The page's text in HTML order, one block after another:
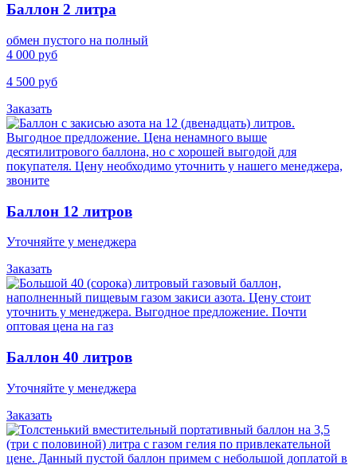
Баллон 2 литра
обмен пустого на полный
4 000 руб
4 500 руб
Заказать
Баллон 12 литров
Уточняйте у менеджера
Заказать
Баллон 40 литров
Уточняйте у менеджера
Заказать